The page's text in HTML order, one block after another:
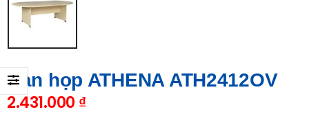
Bàn họp ATHENA ATH2412OV
2.431.000 ₫